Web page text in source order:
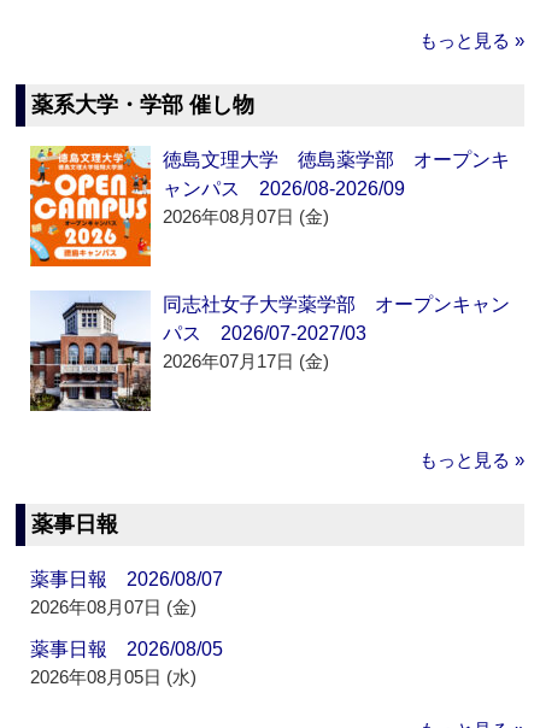
もっと見る »
薬系大学・学部 催し物
徳島文理大学 徳島薬学部 オープンキ
ャンパス 2026/08-2026/09
2026年08月07日 (金)
同志社女子大学薬学部 オープンキャン
パス 2026/07-2027/03
2026年07月17日 (金)
もっと見る »
薬事日報
薬事日報 2026/08/07
2026年08月07日 (金)
薬事日報 2026/08/05
2026年08月05日 (水)